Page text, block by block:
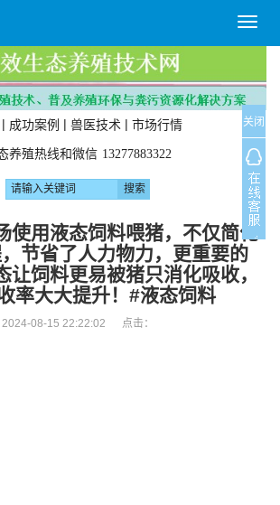
T
o
g
l
e
n
a
v
i
g
a
t
| 成功案例 | 兽医技术 | 市场行情
养殖热线和微信 13277883322
使用液态饲料喂猪，不仅简化
节省了人力物力，更重要的
让饲料更易被猪只消化吸收，
率大大提升！#液态饲料
2024-08-15 22:22:02 点击：
关闭